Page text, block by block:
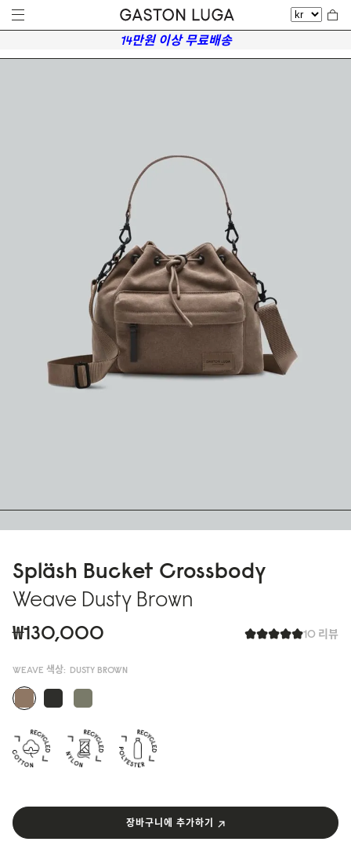
14만원 이상 무료배송
Spläsh Bucket Crossbody
Weave Dusty Brown
10 리뷰
₩130,000
WEAVE 색상: DUSTY BROWN
장바구니에 추가하기